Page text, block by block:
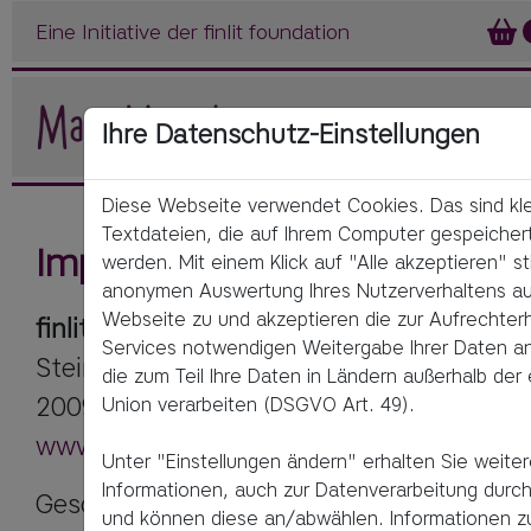
Eine Initiative der finlit foundation
Impressum
finlit foundation gGmbH
Steindamm 71
www.finlit.foundation
Geschäftsführung: Jana Titov und
Ihre Datenschutz-Einstellungen
Diese Webseite verwendet Cookies. Das sind
Textdateien, die auf Ihrem Computer
werden. Mit einem Klick auf "Alle akzeptieren"
anonymen Auswertung Ihres Nutzerverhaltens
Webseite zu und akzeptieren die zur
Services notwendigen Weitergabe Ihrer Daten
die zum Teil Ihre Daten in Ländern außerhalb der
Union verarbeiten (DSGVO Art. 49).
Unter "Einstellungen ändern" erhalten Sie
Informationen, auch zur Datenverarbeitung
und können diese an/abwählen. Informationen